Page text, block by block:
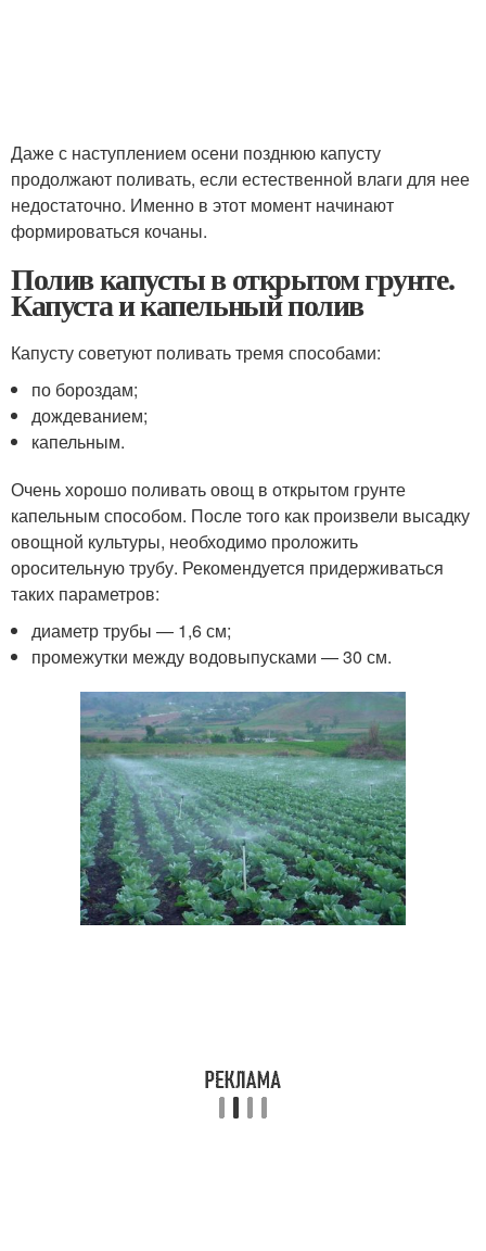
Даже с наступлением осени позднюю капусту
продолжают поливать, если естественной влаги для нее
недостаточно. Именно в этот момент начинают
формироваться кочаны.
Полив капусты в открытом грунте.
Капуста и капельный полив
Капусту советуют поливать тремя способами:
по бороздам;
дождеванием;
капельным.
Очень хорошо поливать овощ в открытом грунте
капельным способом. После того как произвели высадку
овощной культуры, необходимо проложить
оросительную трубу. Рекомендуется придерживаться
таких параметров:
диаметр трубы — 1,6 см;
промежутки между водовыпусками — 30 см.